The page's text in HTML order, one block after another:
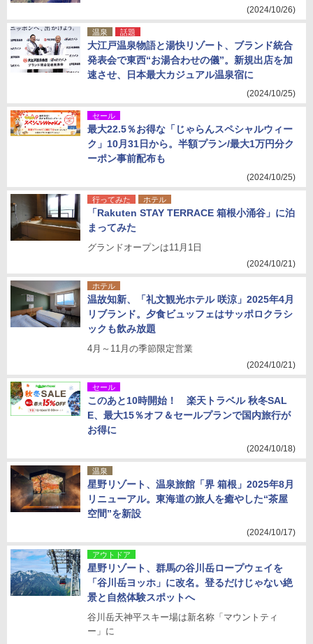
(2024/10/26)
温泉 話題
大江戸温泉物語と湯快リゾート、ブランド統合
発表会で東西“お湯合わせの儀”。新規出店を加
速させ、日本最大カジュアル温泉宿に
(2024/10/25)
セール
最大22.5％お得な「じゃらんスペシャルウィー
ク」10月31日から。半額プラン/最大1万円分ク
ーポン事前配布も
(2024/10/25)
行ってみた ホテル
「Rakuten STAY TERRACE 箱根小涌谷」に泊
まってみた
グランドオープンは11月1日
(2024/10/21)
ホテル
温故知新、「礼文観光ホテル 咲涼」2025年4月
リブランド。夕食ビュッフェはサッポロクラシ
ックも飲み放題
4月～11月の季節限定営業
(2024/10/21)
セール
このあと10時開始！ 楽天トラベル 秋冬SAL
E、最大15％オフ＆セールプランで国内旅行が
お得に
(2024/10/18)
温泉
星野リゾート、温泉旅館「界 箱根」2025年8月
リニューアル。東海道の旅人を癒やした“茶屋
空間”を新設
(2024/10/17)
アウトドア
星野リゾート、群馬の谷川岳ロープウェイを
「谷川岳ヨッホ」に改名。登るだけじゃない絶
景と自然体験スポットへ
谷川岳天神平スキー場は新名称「マウントティ
ー」に